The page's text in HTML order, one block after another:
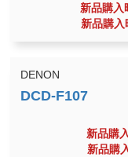
新品購入
新品購入
DENON
新品購
新品購